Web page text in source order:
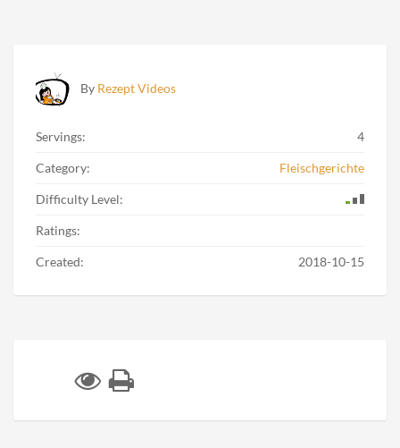
By Rezept Videos
Servings: 4
Category: Fleischgerichte
Difficulty Level:
Ratings:
Created: 2018-10-15